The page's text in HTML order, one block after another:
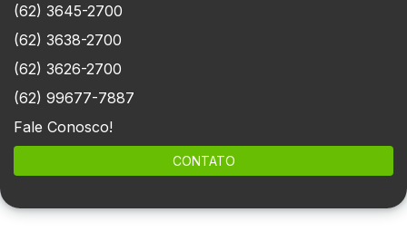
(62) 3645-2700
(62) 3638-2700
(62) 3626-2700
(62) 99677-7887
Fale Conosco!
CONTATO